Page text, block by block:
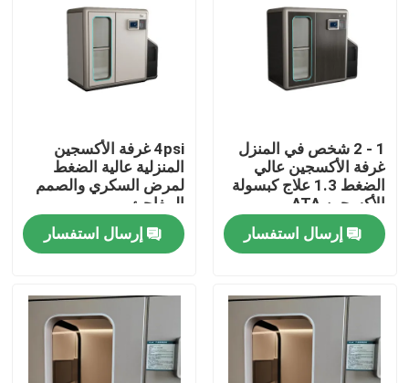
معلومات عنا
جولة في المعمل
رقابة جودة
اطلب اقتباس
غرفة الضغط العالي HBOT
غرفة الضغط العالي SPA
عكس الشيخوخة غرفة الضغط العالي
1 - 2 شخص في المنزل
غرفة الأكسجين عالي
الضغط 1.3 علاج كبسولة
الأكسجين ATA
إرسال استفسار
4psi غرفة الأكسجين
المنزلية عالية الضغط
لمرض السكري والصمم
المفاجئ
إرسال استفسار